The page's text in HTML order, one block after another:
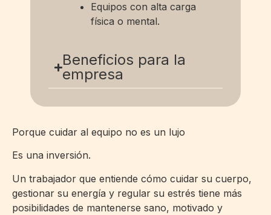
Equipos con alta carga
física o mental.
Beneficios para la
empresa
Porque cuidar al equipo no es un lujo
Es una inversión.
Un trabajador que entiende cómo cuidar su cuerpo,
gestionar su energía y regular su estrés tiene más
posibilidades de mantenerse sano, motivado y